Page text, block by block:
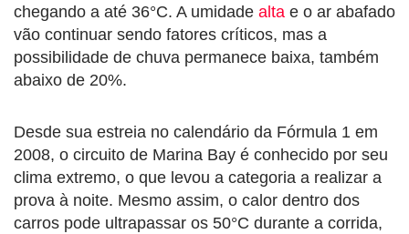
chegando a até 36°C. A umidade alta e o ar abafado
vão continuar sendo fatores críticos, mas a
possibilidade de chuva permanece baixa, também
abaixo de 20%.
Desde sua estreia no calendário da Fórmula 1 em
2008, o circuito de Marina Bay é conhecido por seu
clima extremo, o que levou a categoria a realizar a
prova à noite. Mesmo assim, o calor dentro dos
carros pode ultrapassar os 50°C durante a corrida,